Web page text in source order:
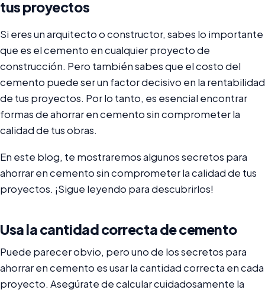
tus proyectos
Si eres un arquitecto o constructor, sabes lo importante
que es el cemento en cualquier proyecto de
construcción. Pero también sabes que el costo del
cemento puede ser un factor decisivo en la rentabilidad
de tus proyectos. Por lo tanto, es esencial encontrar
formas de ahorrar en cemento sin comprometer la
calidad de tus obras.
En este blog, te mostraremos algunos secretos para
ahorrar en cemento sin comprometer la calidad de tus
proyectos. ¡Sigue leyendo para descubrirlos!
Usa la cantidad correcta de cemento
Puede parecer obvio, pero uno de los secretos para
ahorrar en cemento es usar la cantidad correcta en cada
proyecto. Asegúrate de calcular cuidadosamente la